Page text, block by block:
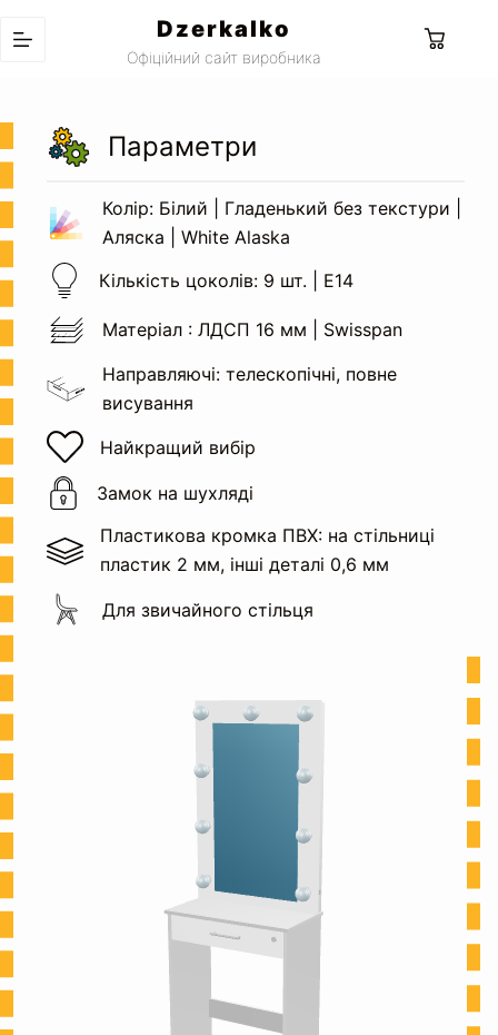
до
Dzerkalko
Офіційний сайт виробника Кошик
Параметри
Колір: Білий | Гладенький без текстури |
Аляска | White Alaska
Кількість цоколів: 9 шт. | Е14
Матеріал : ЛДСП 16 мм | Swisspan
Направляючі: телескопічні, повне
висування
Найкращий вибір
Замок на шухляді
Пластикова кромка ПВХ: на стільниці
пластик 2 мм, інші деталі 0,6 мм
Для звичайного стільця